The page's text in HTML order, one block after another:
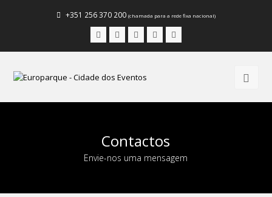
+351 256 370 200 (chamada para a rede fixa nacional)
FacebookInstagram
LinkedInYoutube
Contactos
Envie-nos uma mensagem